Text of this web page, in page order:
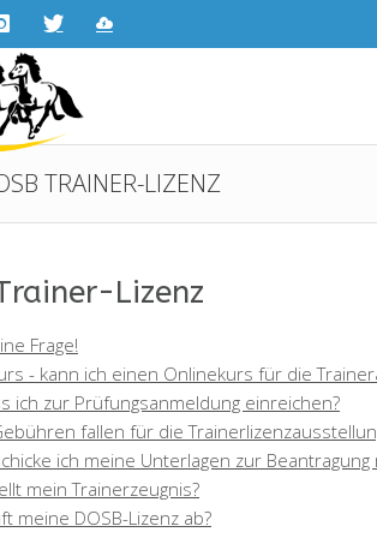
TRAINER-LIZENZ
Lizenz
Frage!
- kann ich einen Onlinekurs für die
ich zur Prüfungsanmeldung einreichen?
fallen für die
ich meine Unterlagen zur Beantragung
mein Trainerzeugnis?
meine DOSB-Lizenz ab?